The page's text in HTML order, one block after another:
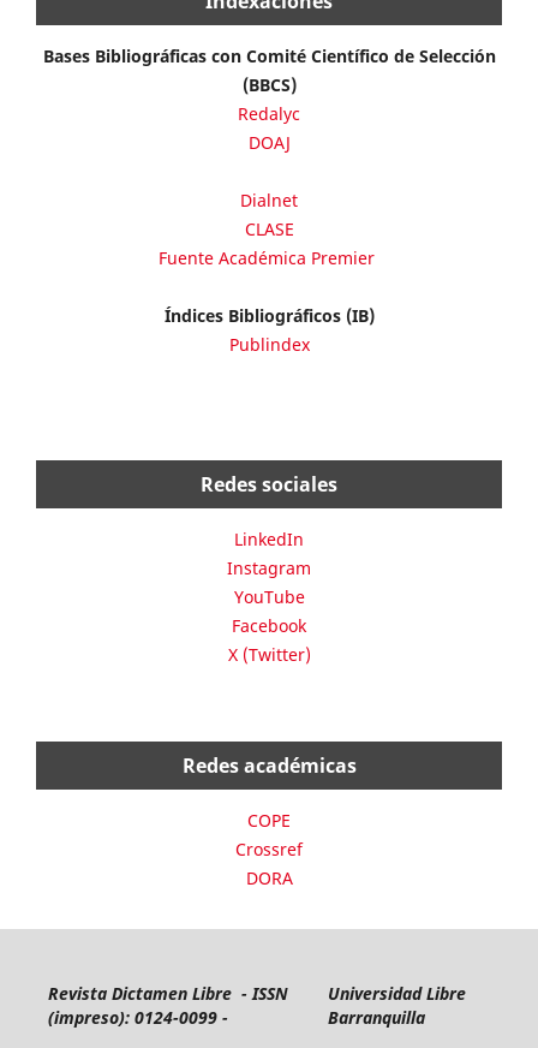
Bases Bibliográficas con Comité Científico de Selección
(BBCS)
Redalyc
DOAJ
Dialnet
CLASE
Fuente Académica Premier
Índices Bibliográficos (IB)
Publindex
Redes sociales
LinkedIn
Instagram
YouTube
Facebook
X (Twitter)
Redes académicas
COPE
Crossref
DORA
Revista Dictamen Libre - ISSN
(impreso): 0124-0099 -
Universidad Libre
Barranquilla